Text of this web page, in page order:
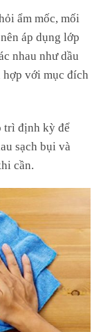
ẩm mốc, mối
áp dụng lớp
nhau như dầu
hợp với mục đích
trì định kỳ để
sạch bụi và
cần.